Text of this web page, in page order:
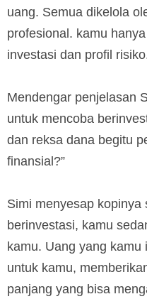
uang. Semua dikelola
profesional. kamu
investasi dan profil
Mendengar penjelasan
untuk mencoba
dan reksa dana begitu
finansial?”
Simi menyesap kopinya
berinvestasi, kamu
kamu. Uang yang kamu
untuk kamu,
panjang yang bisa